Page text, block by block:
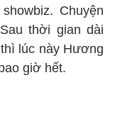
Chuyện
thời gian dài
lúc này Hương
giờ hết.